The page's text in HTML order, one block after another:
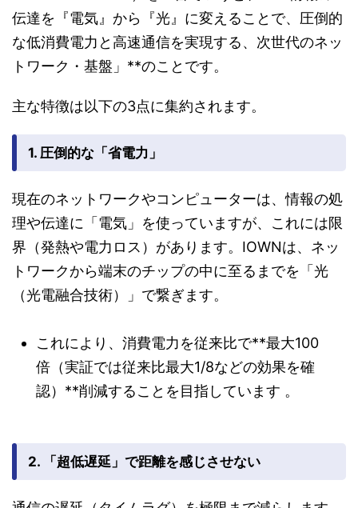
伝達を『電気』から『光』に変えることで、圧倒的
な低消費電力と高速通信を実現する、次世代のネッ
トワーク・基盤」**のことです。
主な特徴は以下の3点に集約されます。
1. 圧倒的な「省電力」
現在のネットワークやコンピューターは、情報の処
理や伝達に「電気」を使っていますが、これには限
界（発熱や電力ロス）があります。IOWNは、ネッ
トワークから端末のチップの中に至るまでを「光
（光電融合技術）」で繋ぎます。
これにより、消費電力を従来比で**最大100
倍（実証では従来比最大1/8などの効果を確
認）**削減することを目指しています 。
2. 「超低遅延」で距離を感じさせない